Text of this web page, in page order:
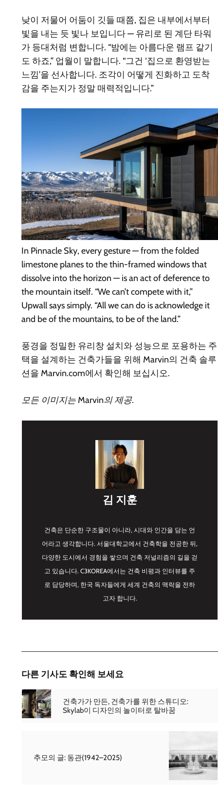
낮이 저물어 어둠이 깃들 때쯤, 집은 내부에서부터
빛을 내는 듯 빛나 보입니다 — 유리로 된 계단 타워
가 등대처럼 변합니다. “밤에는 아름다운 램프 같기
도 하죠,” 업월이 말합니다. “그건 ‘집으로 환영받는
느낌’을 선사합니다. 조각이 어떻게 진화하고 도착
감을 주는지가 정말 매력적입니다.”
In Pinnacle Sky, every gesture — from the folded
limestone planes to the thin-framed windows that
dissolve into the horizon — is an act of deference to
the mountain itself. “We can’t compete with it,”
Upwall says simply. “All we can do is acknowledge it
and be of the mountains, to be of the land.”
풍경을 정밀한 유리창 설치와 성능으로 포용하는 주
택을 설계하는 건축가들을 위해 Marvin의 건축 솔루
션을 Marvin.com에서 확인해 보십시오.
모든 이미지는 Marvin의 제공.
김 지훈
건축은 단순한 구조물이 아니라, 시대와 인간을 담는 언
어라고 생각합니다. 서울대학교에서 건축학을 전공한 뒤,
다양한 도시에서 경험을 쌓으며 건축 저널리즘의 길을 걷
고 있습니다. C3KOREA에서는 건축 비평과 인터뷰를 주
로 담당하며, 한국 독자들에게 세계 건축의 맥락을 전하
고자 합니다.
다른 기사도 확인해 보세요
건축가가 만든, 건축가를 위한 스튜디오:
Skylab이 디자인의 놀이터로 탈바꿈
추모의 글: 동관(1942–2025)